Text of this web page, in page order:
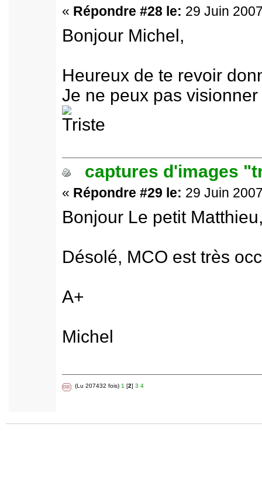
« Répondre #28 le: 29 Juin
Bonjour Michel,
Heureux de te revoir
Je ne peux pas
captures d'images
« Répondre #29 le: 29 Juin
Bonjour Le petit
Désolé, MCO est très
A+
Michel
(Lu 207432 fois) 1 [2] 3 4